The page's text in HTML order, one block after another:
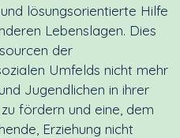
lösungsorientierte Hilfe
Lebenslagen. Dies
der
Umfelds nicht mehr
Jugendlichen in ihrer
fördern und eine, dem
Erziehung nicht